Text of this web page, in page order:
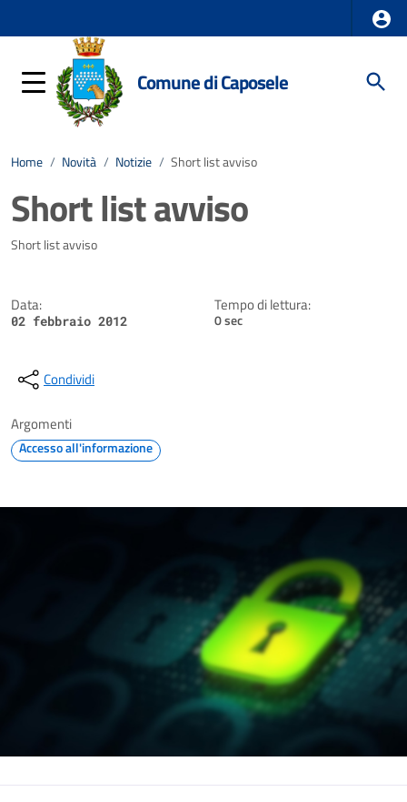
Comune di Caposele
Home / Novità / Notizie / Short list avviso
Short list avviso
Dettagli della notizia
Short list avviso
Data:
02 febbraio 2012
Tempo di lettura:
0 sec
Condividi
Argomenti
Accesso all'informazione